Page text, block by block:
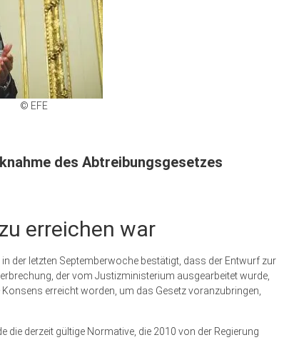
© EFE
des Abtreibungsgesetzes
erreichen war
der letzten Septemberwoche bestätigt, dass der Entwurf zur
der vom Justizministerium ausgearbeitet wurde,
erreicht worden, um das Gesetz voranzubringen,
die derzeit gültige Normative, die 2010 von der Regierung